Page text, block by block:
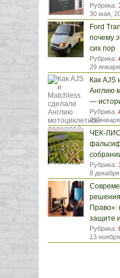
Рубрика:
30 мая,
Ford
почему
сих пор
Рубрика:
29
Как AJS
Англию
—
Рубрика:
29
ЧЕК-
Рубрика:
8
Право»:
защите
Рубрика:
13